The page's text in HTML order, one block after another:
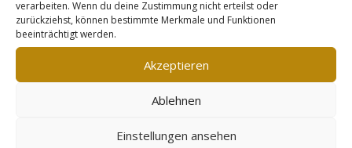
verarbeiten. Wenn du deine Zustimmung nicht erteilst oder
zurückziehst, können bestimmte Merkmale und Funktionen
beeinträchtigt werden.
Akzeptieren
Ablehnen
Einstellungen ansehen
Bundesweite Rohrreinigung
Sitemap